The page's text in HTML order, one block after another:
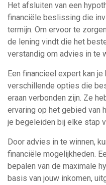
Het afsluiten van een
financiële beslissing die
termijn. Om ervoor te
de lening vindt die het
verstandig om advies in te
Een financieel expert kan
verschillende opties die
eraan verbonden zijn. Ze
ervaring op het gebied van
je begeleiden bij elke stap
Door advies in te winnen,
financiële mogelijkheden.
bepalen van de maximale
basis van jouw inkomen,